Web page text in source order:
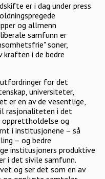
er i dag under press
og allmenn
samfunn er
soner,
i de bedre
for det
universiteter,
er en av de vesentlige,
rasjonaliteten i det
og
i institusjonene – så
– og bedre
institusjoners produktive
i det sivile samfunn.
og ser det som en av